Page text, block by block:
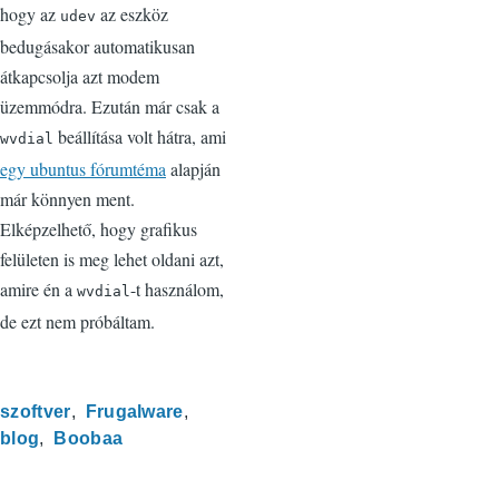
hogy az udev az eszköz
bedugásakor automatikusan
átkapcsolja azt modem
üzemmódra. Ezután már csak a
wvdial beállítása volt hátra, ami
egy ubuntus fórumtémaalapján
már könnyen ment.
Elképzelhető, hogy grafikus
felületen is meg lehet oldani azt,
amire én a wvdial-t használom,
de ezt nem próbáltam.
szoftver
Frugalware
blog
Boobaa